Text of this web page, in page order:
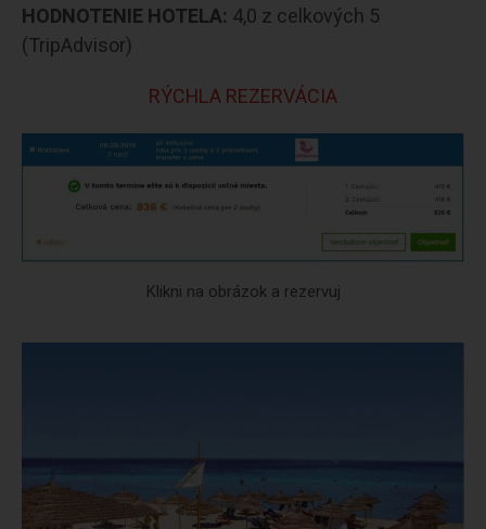
HODNOTENIE HOTELA: 4,0 z celkových 5
(TripAdvisor)
RÝCHLA REZERVÁCIA
Klikni na obrázok a rezervuj